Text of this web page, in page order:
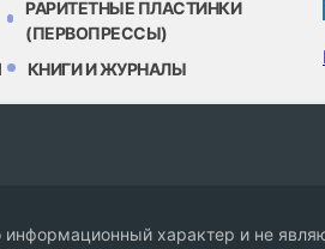
РАРИТЕТНЫЕ ПЛАСТИНКИ
(ПЕРВОПРЕССЫ)
КНИГИ И ЖУРНАЛЫ
характер и не